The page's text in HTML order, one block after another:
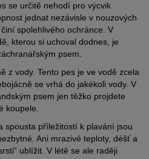
se určitě nehodí pro výcvik
jednat nezávisle v nouzových
spolehlivého ochránce. V
kterou si uchoval dodnes, je
psem.
z vody. Tento pes je ve vodě zcela
se vrhá do jakékoli vody. V
psem jen těžko projdete
koupele.
spousta příležitostí k plavání jsou
Ani mrazivé teploty, déšť a
ublížit. V létě se ale raději